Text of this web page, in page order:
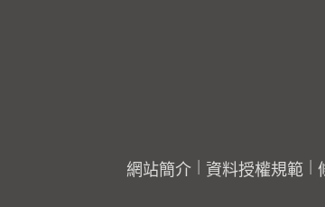
網站簡介 資料授權規範